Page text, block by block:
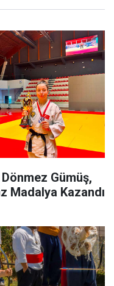
Gümüş,
Madalya Kazandı